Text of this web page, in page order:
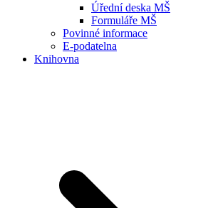
Úřední deska MŠ
Formuláře MŠ
Povinné informace
E-podatelna
Knihovna